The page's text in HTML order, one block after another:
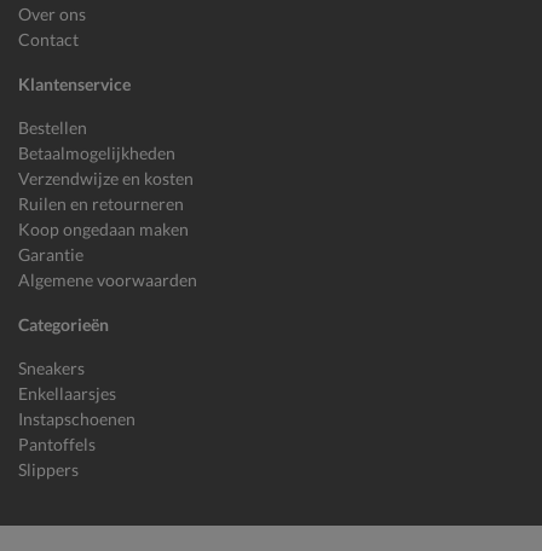
Over ons
Contact
Klantenservice
Bestellen
Betaalmogelijkheden
Verzendwijze en kosten
Ruilen en retourneren
Koop ongedaan maken
Garantie
Algemene voorwaarden
Categorieën
Sneakers
Enkellaarsjes
Instapschoenen
Pantoffels
Slippers